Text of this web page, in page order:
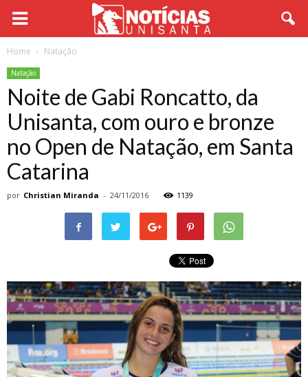
Home Natação
Natação
Noite de Gabi Roncatto, da
Unisanta, com ouro e bronze
no Open de Natação, em Santa
Catarina
por Christian Miranda - 24/11/2016 1139